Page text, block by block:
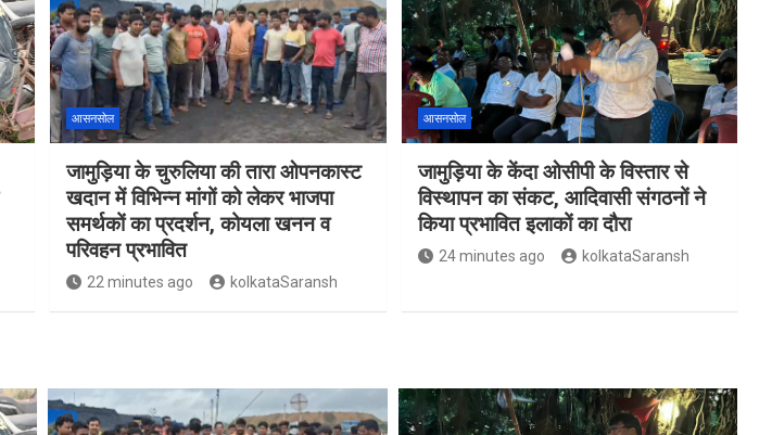
आसनसोल
जामुड़िया के चुरुलिया की तारा ओपनकास्ट
खदान में विभिन्न मांगों को लेकर भाजपा
समर्थकों का प्रदर्शन, कोयला खनन व
परिवहन प्रभावित
22 minutes ago kolkataSaransh
आसनसोल
जामुड़िया के केंदा ओसीपी के विस्तार से
विस्थापन का संकट, आदिवासी संगठनों ने
किया प्रभावित इलाकों का दौरा
24 minutes ago kolkataSaransh